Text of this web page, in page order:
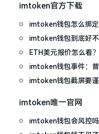
imtoken官方下载
imtoken钱包怎么绑
imtoken钱包到底好
ETH美元报价怎么看
imtoken钱包事件：普
imtoken钱包截屏要
imtoken唯一官网
imtoken钱包会风控吗
老币民告诉你